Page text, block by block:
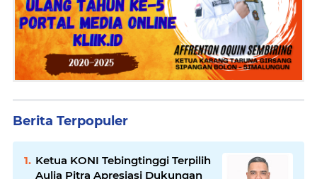
Berita Terpopuler
Ketua KONI Tebingtinggi Terpilih
Aulia Pitra Apresiasi Dukungan